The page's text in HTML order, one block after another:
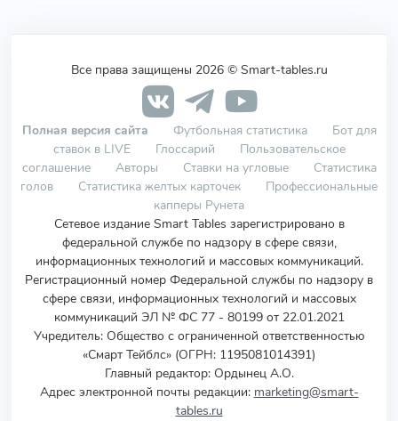
Все права защищены 2026 © Smart-tables.ru
Полная версия сайта Футбольная статистика
Бот для
ставок в LIVE
Глоссарий
Пользовательское
соглашение
Авторы Ставки на угловые
Статистика
голов
Статистика желтых карточек
Профессиональные
капперы Рунета
Сетевое издание Smart Tables зарегистрировано в
федеральной службе по надзору в сфере связи,
информационных технологий и массовых коммуникаций.
Регистрационный номер Федеральной службы по надзору в
сфере связи, информационных технологий и массовых
коммуникаций ЭЛ № ФС 77 - 80199 от 22.01.2021
Учредитель: Общество с ограниченной ответственностью
«Смарт Тейблс» (ОГРН: 1195081014391)
Главный редактор: Ордынец А.О.
Адрес электронной почты редакции: marketing@smart-
tables.ru